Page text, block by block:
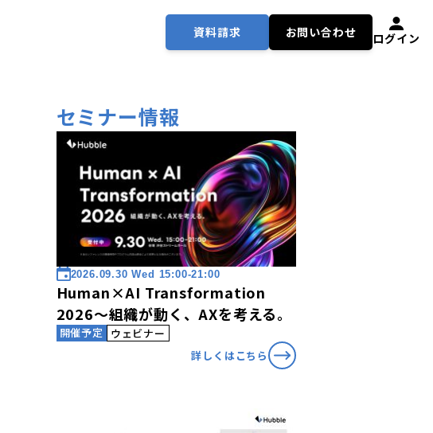
資料請求 お問い合わせ ログイン
セミナー情報
2026.09.30 Wed 15:00-21:00
Human×AI Transformation
2026〜組織が動く、AXを考える。
開催予定
ウェビナー
詳しくはこちら